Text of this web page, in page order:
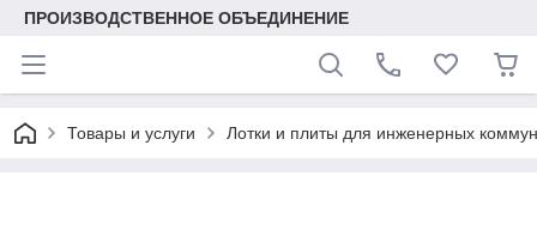
ПРОИЗВОДСТВЕННОЕ ОБЪЕДИНЕНИЕ
Товары и услуги Лотки и плиты для инженерных